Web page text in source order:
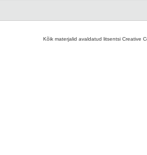
Kõik materjalid avaldatud litsentsi Creative